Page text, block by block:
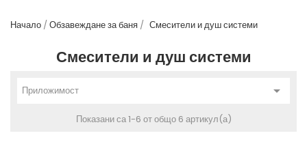
Начало Обзавеждане за баня Смесители и душ системи
Смесители и душ системи
Приложимост 
Показани са 1-6 от общо 6 артикул(а)